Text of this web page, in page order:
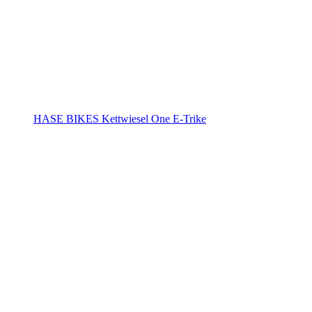
HASE BIKES Kettwiesel One E-Trike